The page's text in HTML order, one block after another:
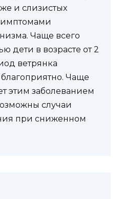
и слизистых
Чаще всего
дети в возрасте от 2
ветрянка
Чаще
этим заболеванием
случаи
при сниженном